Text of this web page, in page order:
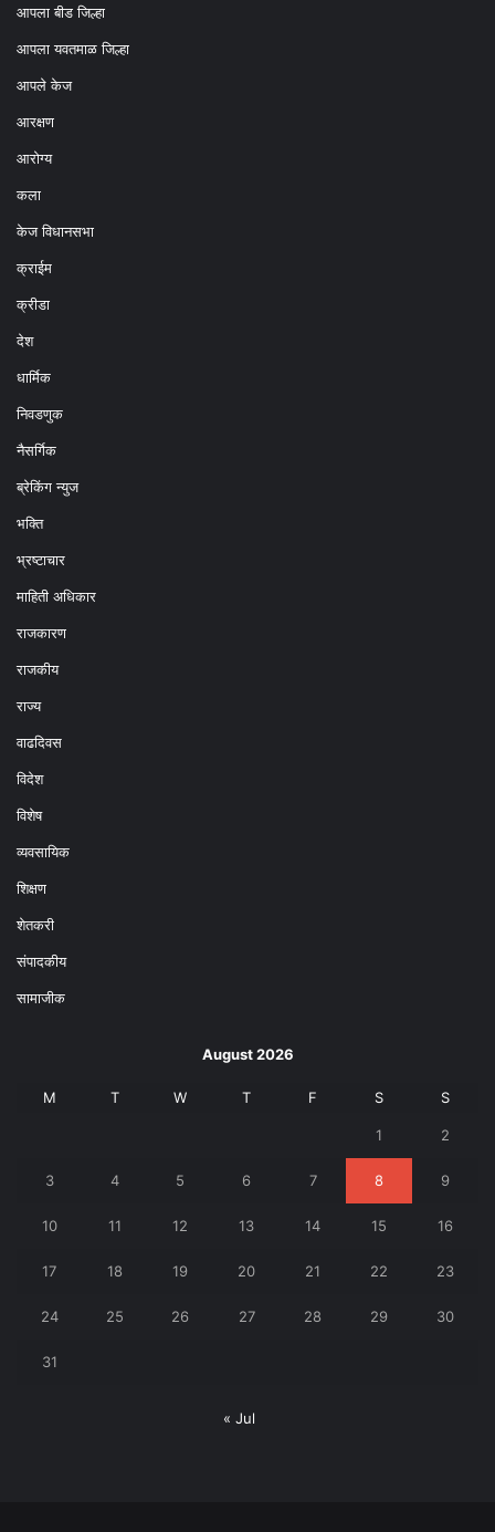
आपला बीड जिल्हा
आपला यवतमाळ जिल्हा
आपले केज
आरक्षण
आरोग्य
कला
केज विधानसभा
क्राईम
क्रीडा
देश
धार्मिक
निवडणुक
नैसर्गिक
ब्रेकिंग न्युज
भक्ति
भ्रष्टाचार
माहिती अधिकार
राजकारण
राजकीय
राज्य
वाढदिवस
विदेश
विशेष
व्यवसायिक
शिक्षण
शेतकरी
संपादकीय
सामाजीक
August 2026
M T W T F S S
1 2
3 4 5 6 7 8 9
10 11 12 13 14 15 16
17 18 19 20 21 22 23
24 25 26 27 28 29 30
31
« Jul